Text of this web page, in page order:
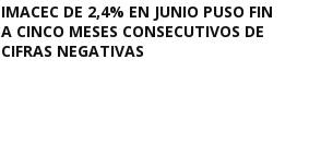
IMACEC DE 2,4% EN JUNIO PUSO FIN
A CINCO MESES CONSECUTIVOS DE
CIFRAS NEGATIVAS